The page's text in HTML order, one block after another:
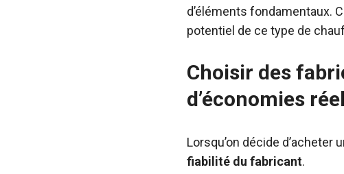
d’éléments fondamentaux.
potentiel de ce type de
Choisir des
d’économies
Lorsqu’on décide
fiabilité du fabricant.